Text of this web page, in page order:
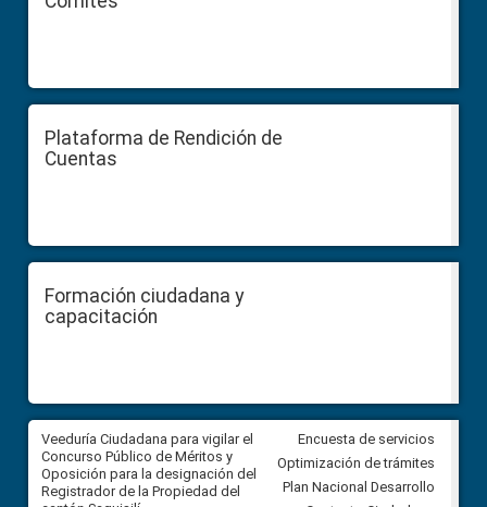
Plataforma de Rendición de
Cuentas
Formación ciudadana y
capacitación
Veeduría Ciudadana para vigilar el
Concurso Público de Méritos y
Oposición para la designación del
Registrador de la Propiedad del
Veeduría Ciudadana para
construcción del asfaltado de
Ballenita del cantón Santa
Encuesta de servicios
Optimización de trámites
Plan Nacional Desarrollo